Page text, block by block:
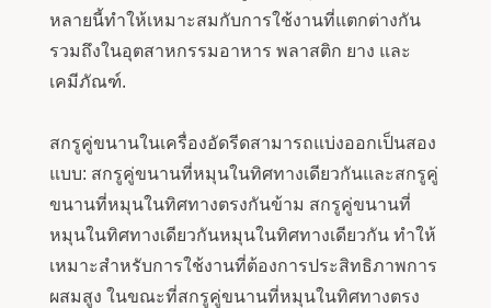
หลายนี้ทำให้เหมาะสมกับการใช้งานที่แตกต่างกัน
รวมถึงในอุตสาหกรรมอาหาร พลาสติก ยาง และ
เคมีภัณฑ์.
สกรูคู่ขนานในเครื่องอัดรีดสามารถแบ่งออกเป็นสอง
แบบ: สกรูคู่ขนานที่หมุนในทิศทางเดียวกันและสกรูคู่
ขนานที่หมุนในทิศทางตรงกันข้าม สกรูคู่ขนานที่
หมุนในทิศทางเดียวกันหมุนในทิศทางเดียวกัน ทำให้
เหมาะสำหรับการใช้งานที่ต้องการประสิทธิภาพการ
ผสมสูง ในขณะที่สกรูคู่ขนานที่หมุนในทิศทางตรง